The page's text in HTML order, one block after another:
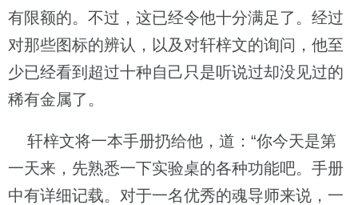
有限额的。不过，这已经令他十分满足了。经过
对那些图标的辨认，以及对轩梓文的询问，他至
少已经看到超过十种自己只是听说过却没见过的
稀有金属了。
轩梓文将一本手册扔给他，道：“你今天是第
一天来，先熟悉一下实验桌的各种功能吧。手册
中有详细记载。对于一名优秀的魂导师来说，一